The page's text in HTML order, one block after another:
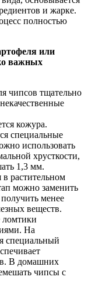
и жарке.
полностью
или
важных
чипсов тщательно
кожура.
специальные
использовать
хрусткости,
1,3 мм.
растительном
можно заменить
менее
веществ.
На
специальный
В домашних
чипсы с